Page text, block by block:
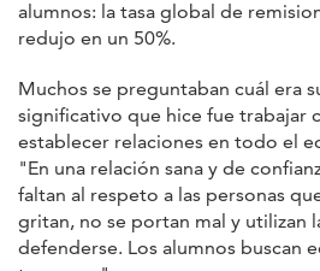
alumnos: la tasa global de
redujo en un 50%.
Muchos se preguntaban cuál era
significativo que hice fue trabajar
establecer relaciones en todo el
"En una relación sana y de
faltan al respeto a las personas
gritan, no se portan mal y utilizan
defenderse. Los alumnos buscan